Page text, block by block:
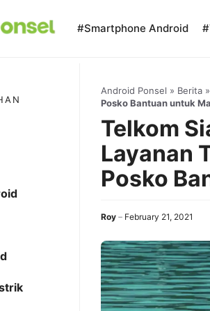
#Smartphone Android
Android Ponsel » Berita»
Posko Bantuan untuk
Telkom
Layanan
Posko
Roy February 21, 2021